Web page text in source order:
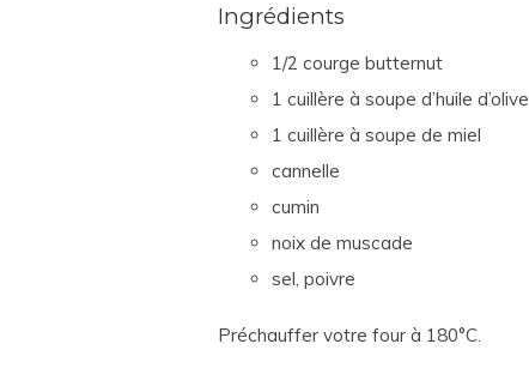
Ingrédients
1/2 courge butternut
1 cuillère à soupe d’huile d’olive
1 cuillère à soupe de miel
cannelle
cumin
noix de muscade
sel, poivre
Préchauffer votre four à 180°C.